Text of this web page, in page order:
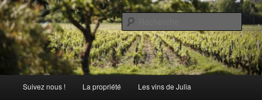
Aller
au
contenu
principal
Aller
au
contenu
secondaireChâteau Julia
La passion comme tradition
principal
Suivez nous ! La propriété Les vins de Julia